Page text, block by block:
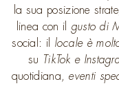
la sua posizione
linea con il gusto di
social: il locale è
su
TikTok e
quotidiana, eventi